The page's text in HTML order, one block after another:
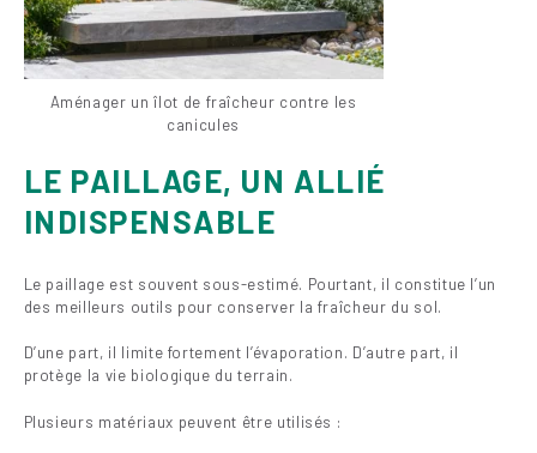
Aménager un îlot de fraîcheur contre les
canicules
LE PAILLAGE, UN ALLIÉ
INDISPENSABLE
Le paillage est souvent sous-estimé. Pourtant, il constitue l’un
des meilleurs outils pour conserver la fraîcheur du sol.
D’une part, il limite fortement l’évaporation. D’autre part, il
protège la vie biologique du terrain.
Plusieurs matériaux peuvent être utilisés :